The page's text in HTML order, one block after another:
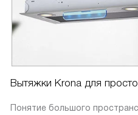
Вытяжки Krona для
Понятие большого